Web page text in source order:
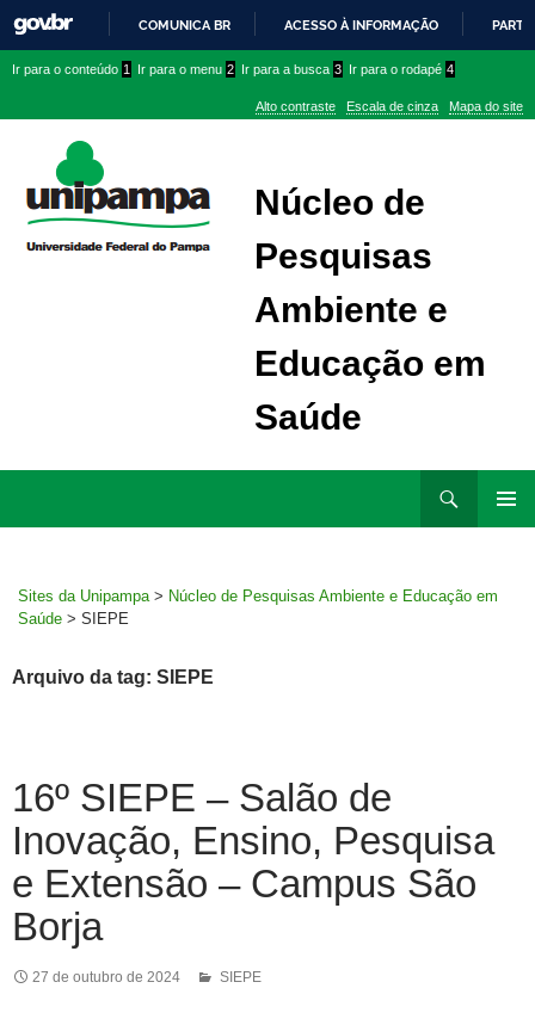
PARA
CONTEÚDO
COMUNICA BR ACESSO À INFORMAÇÃO
conteúdo
menu
superior
menu
Ir para o conteúdo 1 Ir para o menu 2 Ir para a busca 3 Ir para o rodapé 4
Alto contraste Escala de cinza Mapa do site
Núcleo de
Pesquisas
Ambiente e
Educação em
Saúde
Sites da Unipampa > Núcleo de Pesquisas Ambiente e Educação em
Saúde > SIEPE
Arquivo da tag: SIEPE
16º SIEPE – Salão de
Inovação, Ensino, Pesquisa
e Extensão – Campus São
Borja
27 de outubro de 2024 SIEPE